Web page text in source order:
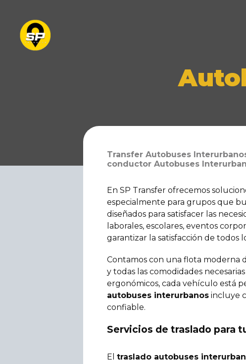
Transfer Autobuses
conductor Autobuses
En SP Transfer ofrecemos
especialmente para grupos que
diseñados para satisfacer las
laborales, escolares, eventos
garantizar la satisfacción de todos
Contamos con una flota moderna
y todas las comodidades
ergonómicos, cada vehículo está
autobuses interurbanos incluye
confiable.
Servicios de traslado para
El traslado autobuses